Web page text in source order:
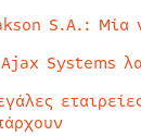
S.A.: Μία
Systems